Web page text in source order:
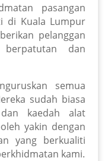
pasangan
di Kuala Lumpur
pelanggan
dan
semua
sudah biasa
kaedah alat
yakin dengan
yang berkualiti
kami.